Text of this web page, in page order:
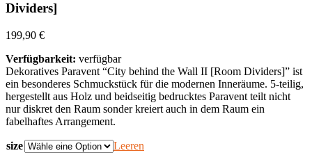
Dividers]
199,90 €
Verfügbarkeit: verfügbar
Dekoratives Paravent “City behind the Wall II [Room Dividers]” ist
ein besonderes Schmuckstück für die modernen Inneräume. 5-teilig,
hergestellt aus Holz und beidseitig bedrucktes Paravent teilt nicht
nur diskret den Raum sonder kreiert auch in dem Raum ein
fabelhaftes Arrangement.
size Leeren